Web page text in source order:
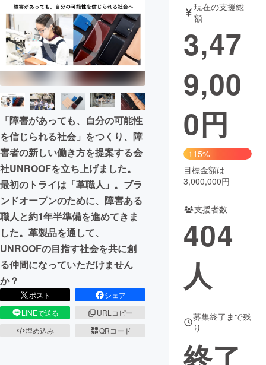
テクノロジー・ガジェット
映像・映画 書籍・雑誌
ビジネス・起業 チャレンジ
まちづくり・地域活性化
CAMPFIRE for Social Good
CAMPFIRE Creation
CAMPFIREふるさと納税
コミュニティ
「障害があっても、自分の可能性
を信じられる社会」をつくり、障
害者の新しい働き方を提案する会
社UNROOFを立ち上げました。
最初のトライは「革職人」。ブラ
ンドオープンのために、障害ある
職人と約1年半準備を進めてきま
した。革製品を通して、
UNROOFの目指す社会を共に創
る仲間になっていただけません
か？
ポスト
シェア
LINEで送る
URLコピー
埋め込み
QRコード
現在の支援総
額
3,47
9,00
0円
115%
目標金額は
3,000,000円
支援者数
404
人
募集終了まで残
り